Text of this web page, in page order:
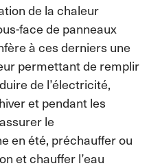
de la chaleur
face de panneaux
à ces derniers une
permettant de remplir
de l’électricité,
et pendant les
le
en été, préchauffer ou
et chauffer l’eau